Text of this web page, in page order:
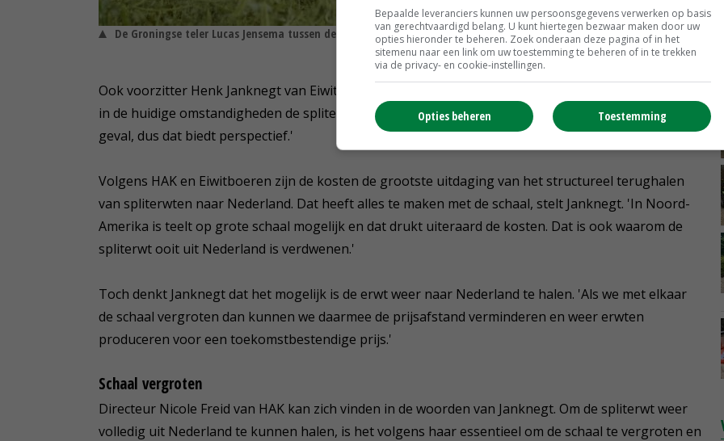
De Groningse teler Lucas Jensema tussen de spliterwten. © HAK
Ook voorzitter Henk Janknegt van Eiwitboeren is positief over de teelt. 'Het was even spannend of
in de huidige omstandigheden de spliterwt het weer net zo goed zou dan als vroeger. Dat blijkt het
geval, dus dat biedt perspectief.'
Volgens HAK en Eiwitboeren zijn de kosten de grootste uitdaging van het structureel terughalen
van spliterwten naar Nederland. Dat heeft alles te maken met de schaal, stelt Janknegt. 'In Noord-
Amerika is teelt op grote schaal mogelijk en dat drukt uiteraard de kosten. Dat is ook waarom de
spliterwt ooit uit Nederland is verdwenen.'
Toch denkt Janknegt dat het mogelijk is de erwt weer naar Nederland te halen. 'Als we met elkaar
de schaal vergroten dan kunnen we daarmee de prijsafstand verminderen en weer erwten
produceren voor een toekomstbestendige prijs.'
Schaal vergroten
Directeur Nicole Freid van HAK kan zich vinden in de woorden van Janknegt. Om de spliterwt weer
volledig uit Nederland te kunnen halen, is het volgens haar essentieel om de schaal te vergroten en
Bepaalde leveranciers kunnen uw persoonsgegevens verwerken op basis
van gerechtvaardigd belang. U kunt hiertegen bezwaar maken door uw
opties hieronder te beheren. Zoek onderaan deze pagina of in het
sitemenu naar een link om uw toestemming te beheren of in te trekken
via de privacy- en cookie-instellingen.
Toestemming
Opties beheren